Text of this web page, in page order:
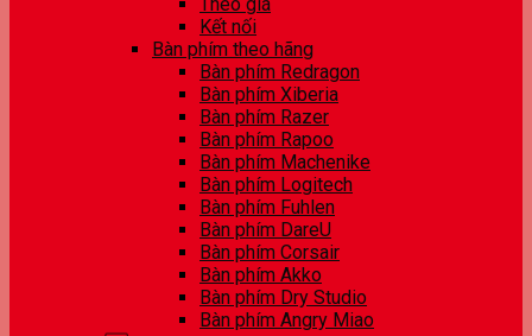
Kết nối
Bàn phím theo hãng
Bàn phím Redragon
Bàn phím Xiberia
Bàn phím Razer
Bàn phím Rapoo
Bàn phím Machenike
Bàn phím Logitech
Bàn phím Fuhlen
Bàn phím DareU
Bàn phím Corsair
Bàn phím Akko
Bàn phím Dry Studio
Bàn phím Angry Miao